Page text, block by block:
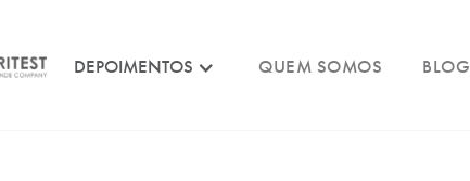
DEPOIMENTOS QUEM SOMOS BLOG